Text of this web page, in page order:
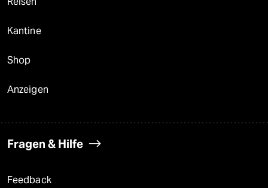
Kantine
Shop
Anzeigen
Fragen & Hilfe
Feedback